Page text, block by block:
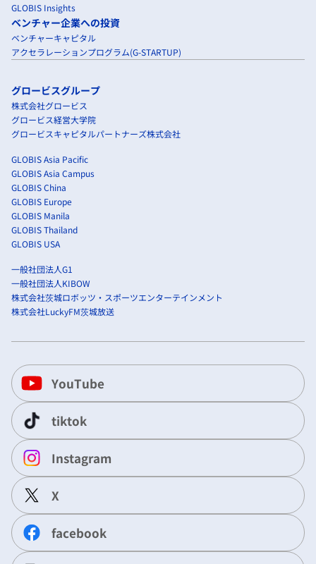
GLOBIS Insights
ベンチャー企業への投資
ベンチャーキャピタル
アクセラレーションプログラム(G-STARTUP)
グロービスグループ
株式会社グロービス
グロービス経営大学院
グロービスキャピタルパートナーズ株式会社
GLOBIS Asia Pacific
GLOBIS Asia Campus
GLOBIS China
GLOBIS Europe
GLOBIS Manila
GLOBIS Thailand
GLOBIS USA
一般社団法人G1
一般社団法人KIBOW
株式会社茨城ロボッツ・スポーツエンターテインメント
株式会社LuckyFM茨城放送
YouTube
tiktok
Instagram
X
facebook